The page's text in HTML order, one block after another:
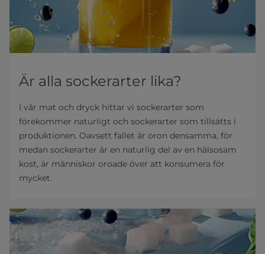
Är alla sockerarter lika?
I vår mat och dryck hittar vi sockerarter som
förekommer naturligt och sockerarter som tillsätts i
produktionen. Oavsett fallet är oron densamma, för
medan sockerarter är en naturlig del av en hälsosam
kost, är människor oroade över att konsumera för
mycket.